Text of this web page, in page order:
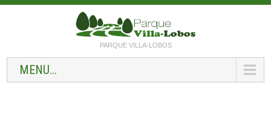
PARQUE VILLA-LOBOS
MENU...